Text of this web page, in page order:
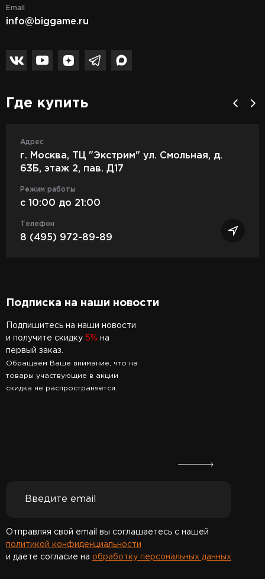
Email
info@biggame.ru
Где купить
Адрес
г. Москва, ТЦ "Экстрим" ул. Смольная, д.
63Б, этаж 2, пав. Д17
Режим работы
c 10:00 до 21:00
Телефон
8 (495) 972-89-89
Подписка на наши новости
Подпишитесь на наши новости
и получите скидку 5% на
первый заказ.
Обращаем Ваше внимание, что на
товары участвующие в акции
скидка не распространяется.
Отправляя свой email вы соглашаетесь с нашей
политикой конфиденциальности
и даете согласие на обработку персональных данных